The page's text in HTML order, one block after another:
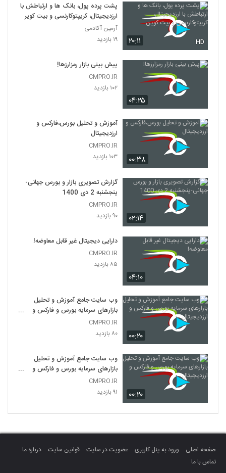
۲۰:۱۱ HD
پشت پرده پول، بانک ها و ارتباطش با
ارزدیجیتال، کریپتوکارنسی و بیت کوین
آرمین آکادمی
۱۹ بازدید
۰۴:۲۵
پیش بینی بازار رمزارزها!
CMPRO.IR
۱۰۲ بازدید
۰۰:۳۸
آموزش و تحلیل بورس،فارکس و
ارزدیجیتال
CMPRO.IR
۱۰۳ بازدید
۰۲:۱۴
گزارش تصویری بازار و بورس جهانی-
پنجشنبه 2 دی 1400
CMPRO.IR
۹۰ بازدید
۰۴:۱۰
دارایی دیجیتال غیر قابل معاوضه!
CMPRO.IR
۸۵ بازدید
۰۰:۲۰
وب سایت جامع آموزش و تحلیل
بازارهای سرمایه بورس و فارکس و
ارزدیجیتال
CMPRO.IR
۸۰ بازدید
۰۰:۲۰
وب سایت جامع آموزش و تحلیل
بازارهای سرمایه بورس و فارکس و
ارزدیجیتال
CMPRO.IR
۹۱ بازدید
صفحه اصلی ورود به پنل کاربری عضویت در سایت قوانین سایت
درباره ما
تماس با ما